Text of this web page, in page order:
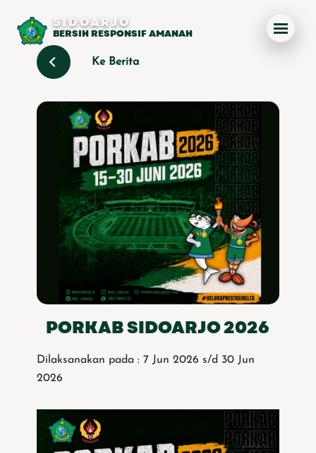
SIDOARJO
BERSIH RESPONSIF AMANAH
Ke Berita
PORKAB SIDOARJO 2026
Dilaksanakan pada : 7 Jun 2026 s/d 30 Jun
2026